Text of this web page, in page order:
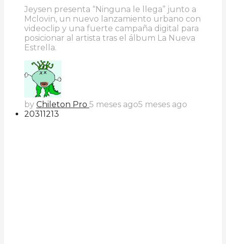
Jeysen presenta “Ninguna le llega” junto a
Mclovin, un nuevo lanzamiento urbano con
videoclip y una fuerte campaña digital para
posicionar al artista tras el álbum La Nueva
Estrella.
by Chileton Pro 5 meses ago5 meses ago
20311213